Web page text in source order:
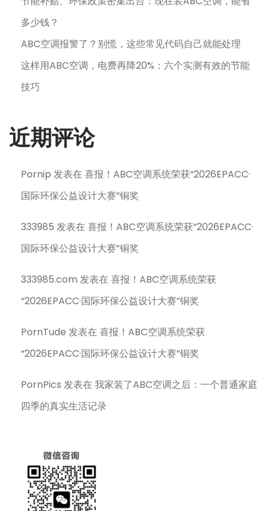
多少钱？
ABC空调报警了？别慌，这些常见代码自己就能处理
这样用ABC空调，电费再降20%：六个实测有效的节能
技巧
近期评论
Pornip 发表在喜报！ABC空调系统荣获“2026EPACC·
国际环保公益设计大赛”铜奖
333985 发表在喜报！ABC空调系统荣获“2026EPACC·
国际环保公益设计大赛”铜奖
333985.com 发表在喜报！ABC空调系统荣获
“2026EPACC·国际环保公益设计大赛”铜奖
PornTude 发表在喜报！ABC空调系统荣获
“2026EPACC·国际环保公益设计大赛”铜奖
PornPics 发表在我家装了ABC空调之后：一个普通家庭
四季的真实生活记录